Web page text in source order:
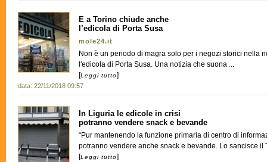
E a Torino chiude anche
l’edicola di Porta Susa
mole24.it
Non è un periodo di magra solo per i negozi storici nella
l'edicola di Porta Susa. Una notizia che suona ...
[Leggi tutto]
data: 22/11/2018 09:57
In Liguria le edicole in crisi
potranno vendere snack e bevande
“Pur mantenendo la funzione primaria di centro di
potranno vendere anche snack e bevande. Lo sancisce il
[Leggi tutto]